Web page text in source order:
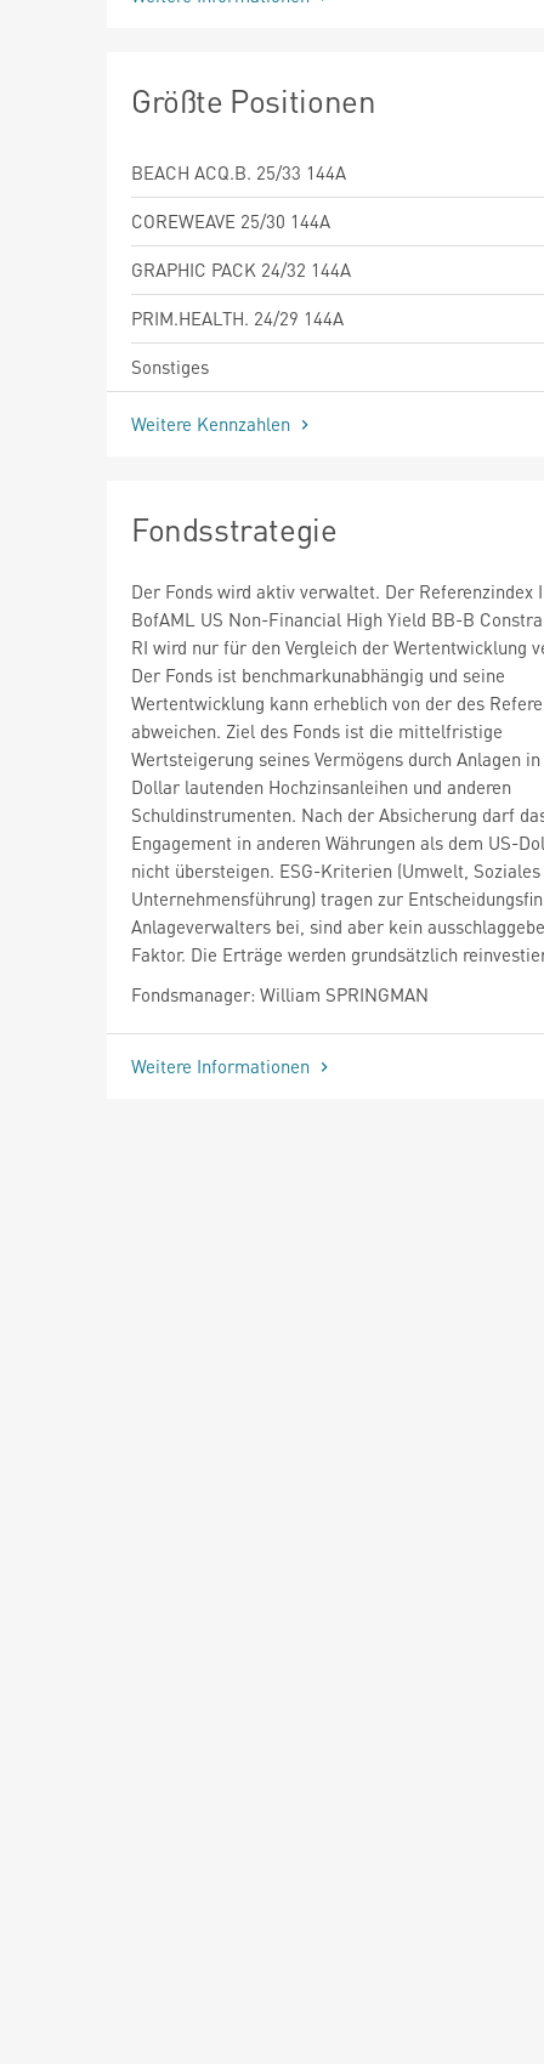
Größte Positionen
BEACH ACQ.B. 25/33 144A
COREWEAVE 25/30 144A
GRAPHIC PACK 24/32 144A
PRIM.HEALTH. 24/29 144A
Sonstiges
Weitere Kennzahlen
Fondsstrategie
Der Fonds wird aktiv verwaltet. Der Referenzindex
BofAML US Non-Financial High Yield BB-B
RI wird nur für den Vergleich der Wertentwicklung
Der Fonds ist benchmarkunabhängig und seine
Wertentwicklung kann erheblich von der des
abweichen. Ziel des Fonds ist die mittelfristige
Wertsteigerung seines Vermögens durch Anlagen
Dollar lautenden Hochzinsanleihen und anderen
Schuldinstrumenten. Nach der Absicherung darf
Engagement in anderen Währungen als dem US-
nicht übersteigen. ESG-Kriterien (Umwelt, Soziales
Unternehmensführung) tragen zur
Anlageverwalters bei, sind aber kein
Faktor. Die Erträge werden grundsätzlich
Fondsmanager: William SPRINGMAN
Weitere Informationen